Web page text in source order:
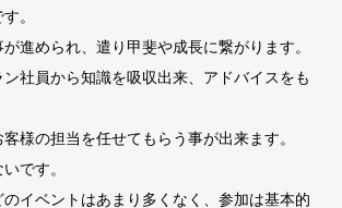
。
進められ、遣り甲斐や成長に繋がります。
社員から知識を吸収出来、アドバイスをも
様の担当を任せてもらう事が出来ます。
です。
イベントはあまり多くなく、参加は基本的